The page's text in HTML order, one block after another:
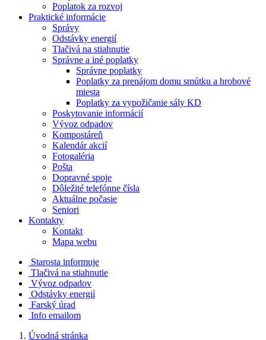
Poplatok za rozvoj
Praktické informácie
Správy
Odstávky energií
Tlačivá na stiahnutie
Správne a iné poplatky
Správne poplatky
Poplatky za prenájom domu smútku a hrobové
miesta
Poplatky za vypožičanie sály KD
Poskytovanie informácií
Vývoz odpadov
Kompostáreň
Kalendár akcií
Fotogaléria
Pošta
Dopravné spoje
Dôležité telefónne čísla
Aktuálne počasie
Seniori
Kontakty
Kontakt
Mapa webu
Starosta informuje
Tlačivá na stiahnutie
Vývoz odpadov
Odstávky energií
Farský úrad
Info emailom
Úvodná stránka